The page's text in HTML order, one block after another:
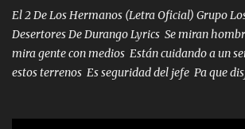
mueven solo por el interés P...
El 2 De Los Hermanos (Letra Oficial) Grupo
Desertores De Durango Lyrics Se miran
mira gente con medios Están cuidando a un
estos terrenos Es seguridad del jefe Pa que